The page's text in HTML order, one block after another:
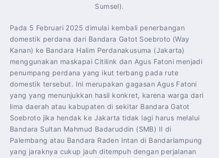
Sumsel).
Pada 5 Februari 2025 dimulai kembali penerbangan
domestik perdana dari Bandara Gatot Soebroto (Way
Kanan) ke Bandara Halim Perdanakusuma (Jakarta)
menggunakan maskapai Citilink dan Agus Fatoni menjadi
penumpang perdana yang ikut terbang pada rute
domestik tersebut. Ini merupakan gagasan Agus Fatoni
yang yang menunjukkan hasil konkret, karena warga dari
lima daerah atau kabupaten di sekitar Bandara Gatot
Soebroto jika hendak ke Jakarta tidak lagi harus melalui
Bandara Sultan Mahmud Badaruddin (SMB) II di
Palembang atau Bandara Raden Intan di Bandarlampung
yang jaraknya cukup jauh ditempuh dengan perjalanan